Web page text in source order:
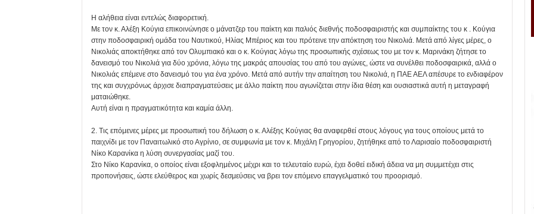
Η αλήθεια είναι εντελώς διαφορετική.
Με τον κ. Αλέξη Κούγια επικοινώνησε ο μάνατζερ του παίκτη και παλιός διεθνής ποδοσφαιριστής και συμπαίκτης του κ . Κούγια
στην ποδοσφαιρική ομάδα του Ναυτικού, Ηλίας Μπέριος και του πρότεινε την απόκτηση του Νικολιά. Μετά από λίγες μέρες, ο
Νικολιάς αποκτήθηκε από τον Ολυμπιακό και ο κ. Κούγιας λόγω της προσωπικής σχέσεως του με τον κ. Μαρινάκη ζήτησε το
δανεισμό του Νικολιά για δύο χρόνια, λόγω της μακράς απουσίας του από του αγώνες, ώστε να συνέλθει ποδοσφαιρικά, αλλά ο
Νικολιάς επέμενε στο δανεισμό του για ένα χρόνο. Μετά από αυτήν την απαίτηση του Νικολιά, η ΠΑΕ ΑΕΛ απέσυρε το ενδιαφέρον
της και συγχρόνως άρχισε διαπραγματεύσεις με άλλο παίκτη που αγωνίζεται στην ίδια θέση και ουσιαστικά αυτή η μεταγραφή
ματαιώθηκε.
Αυτή είναι η πραγματικότητα και καμία άλλη.
2. Τις επόμενες μέρες με προσωπική του δήλωση ο κ. Αλέξης Κούγιας θα αναφερθεί στους λόγους για τους οποίους μετά το
παιχνίδι με τον Παναιτωλικό στο Αγρίνιο, σε συμφωνία με τον κ. Μιχάλη Γρηγορίου, ζητήθηκε από το Λαρισαίο ποδοσφαιριστή
Νίκο Καρανίκα η λύση συνεργασίας μαζί του.
Στο Νίκο Καρανίκα, ο οποίος είναι εξοφλημένος μέχρι και το τελευταίο ευρώ, έχει δοθεί ειδική άδεια να μη συμμετέχει στις
προπονήσεις, ώστε ελεύθερος και χωρίς δεσμεύσεις να βρει τον επόμενο επαγγελματικό του προορισμό.